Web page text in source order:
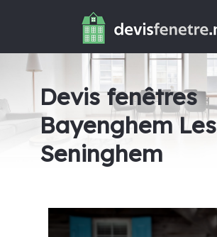
Devis fenêtres
Bayenghem Les
Seninghem